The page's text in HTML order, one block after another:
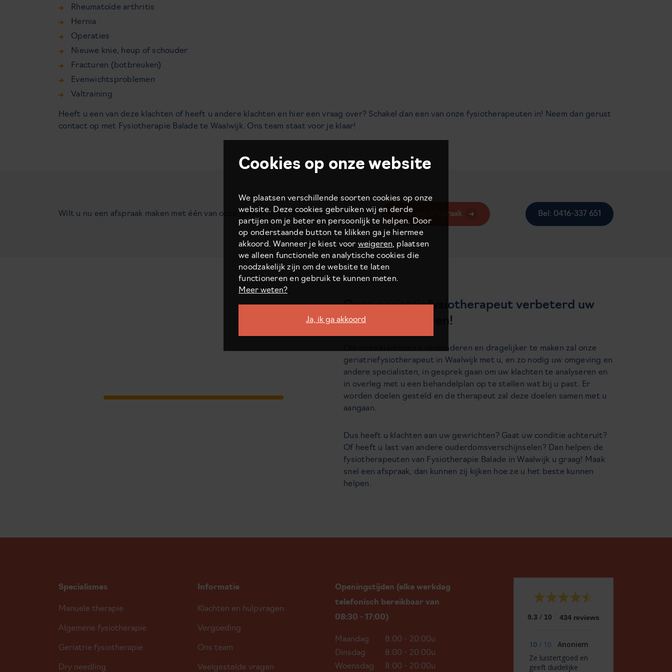
Rheumatoïde arthritis
Hernia
Operaties
Nieuwe knie, heup of schouder
Fracturen (botbreuken)
Evenwichtsproblemen
Valtraining
Heeft u een van deze klachten of heeft u andere klachten en hier een vraag over? Schakel dan een van onze fysiotherapeuten in! Neem dan gerust
contact op met Fysiotherapie Balade te Waalwijk. Ons team staat voor je klaar!
Wilt u nu een afspraak maken met één van onze geriatrie fysiotherapeuten? Maak een afspraak Bel: 0416-337 651
Onze geriatriefysiotherapeut verbeterd uw
kwaliteit van leven!
Om deze klachten te verminderen en dragelijker te maken zal onze
geriatriefysiotherapeut in Waalwijk met u, en zo nodig uw omgeving en
andere specialisten, in gesprek gaan om uw klachten te analyseren en
in overleg met u een behandelplan op te stellen wat bij u past. Er
worden doelen gesteld en de therapeut zal deze doelen samen met u
aangaan.
Dus heeft u klachten aan uw gewrichten? Gaat uw conditie achteruit?
Of heeft u last van andere ouderdomsverschijnselen? Dan helpen de
fysiotherapeuten van Fysiotherapie Balade in Waalwijk u graag! Maak
snel een afspraak, dan kunnen zij kijken hoe ze u het beste kunnen
helpen.
Specialismes
Manuele therapie
Algemene fysiotherapie
Geriatrie fysiotherapie
Dry needling
Informatie
Klachten en hulpvragen
Vergoeding
Ons team
Veelgestelde vragen
Openingstijden (elke werkdag
telefonisch bereikbaar van
08:30 - 17:00)
Maandag
8:00 - 20:00u
Dinsdag
8:00 - 20:00u
Woensdag
8:00 - 20:00u
9.3 / 10 434 reviews
10 / 10
Anoniem
Ze luistertgoed en
geeft duidelijke
Cookies op onze website
We plaatsen verschillende soorten cookies op onze
website. Deze cookies gebruiken wij en derde
partijen om je beter en persoonlijk te helpen. Door
op onderstaande button te klikken ga je hiermee
akkoord. Wanneer je kiest voor weigeren, plaatsen
we alleen functionele en analytische cookies die
noodzakelijk zijn om de website te laten
functioneren en gebruik te kunnen meten.
Meer weten?
Ja, ik ga akkoord